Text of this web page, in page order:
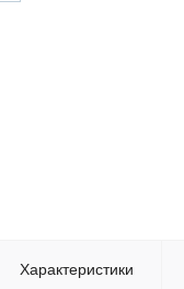
Характеристики